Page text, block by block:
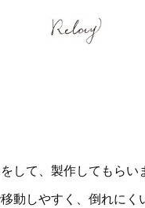
して、製作してもらい
動しやすく、倒れにく